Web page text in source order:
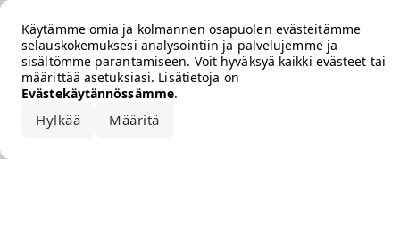
Käytämme omia ja kolmannen osapuolen evästeitämme
selauskokemuksesi analysointiin ja palvelujemme ja
sisältömme parantamiseen. Voit hyväksyä kaikki evästeet tai
määrittää asetuksiasi. Lisätietoja on
Evästekäytännössämme.
Hylkää Määritä
Error loading the brand